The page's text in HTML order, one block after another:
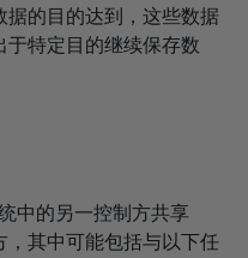
的目的达到，这些数据
特定目的继续保存数
中的另一控制方共享
，其中可能包括与以下任